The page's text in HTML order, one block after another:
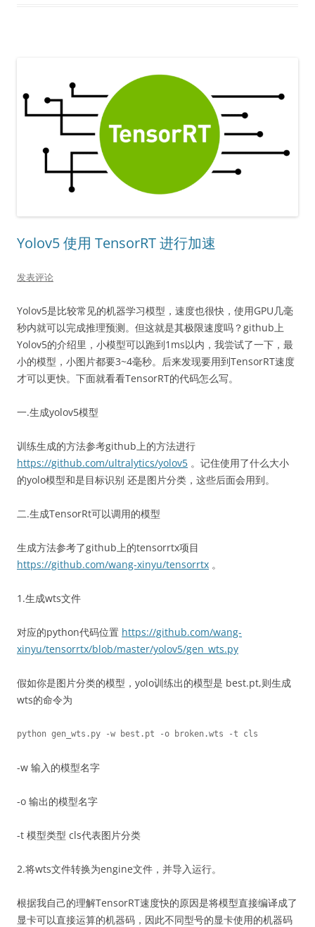
Yolov5 使用 TensorRT 进行加速
发表评论
Yolov5是比较常见的机器学习模型，速度也很快，使用GPU几毫
秒内就可以完成推理预测。但这就是其极限速度吗？github上
Yolov5的介绍里，小模型可以跑到1ms以内，我尝试了一下，最
小的模型，小图片都要3~4毫秒。后来发现要用到TensorRT速度
才可以更快。下面就看看TensorRT的代码怎么写。
一.生成yolov5模型
训练生成的方法参考github上的方法进行
https://github.com/ultralytics/yolov5 。记住使用了什么大小
的yolo模型和是目标识别 还是图片分类，这些后面会用到。
二.生成TensorRt可以调用的模型
生成方法参考了github上的tensorrtx项目
https://github.com/wang-xinyu/tensorrtx 。
1.生成wts文件
对应的python代码位置 https://github.com/wang-
xinyu/tensorrtx/blob/master/yolov5/gen_wts.py
假如你是图片分类的模型，yolo训练出的模型是 best.pt,则生成
wts的命令为
python gen_wts.py -w best.pt -o broken.wts -t cls
-w 输入的模型名字
-o 输出的模型名字
-t 模型类型 cls代表图片分类
2.将wts文件转换为engine文件，并导入运行。
根据我自己的理解TensorRT速度快的原因是将模型直接编译成了
显卡可以直接运算的机器码，因此不同型号的显卡使用的机器码